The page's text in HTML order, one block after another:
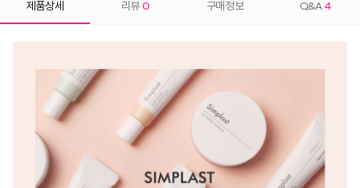
제품상세 리뷰 0 구매정보 Q&A 4